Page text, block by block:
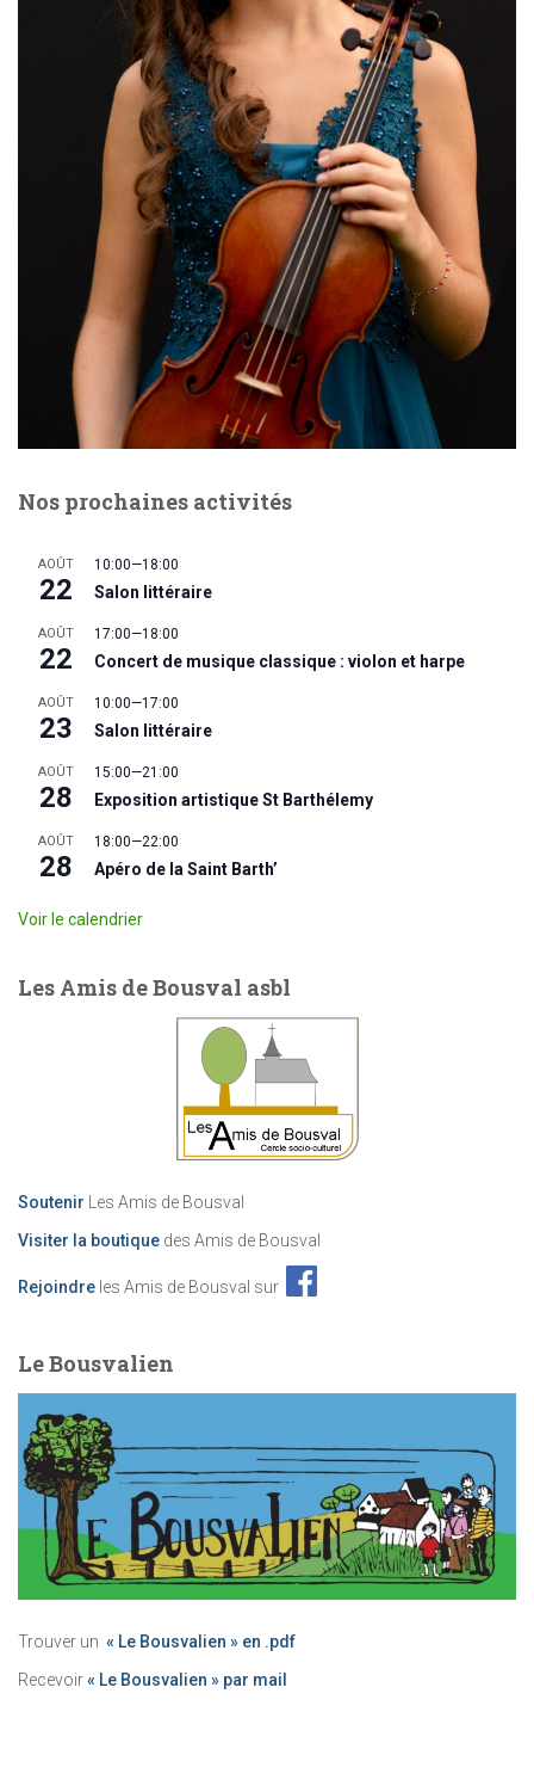
Nos prochaines activités
AOÛT
22
10:00—18:00
Salon littéraire
AOÛT
22
17:00—18:00
Concert de musique classique : violon et harpe
AOÛT
23
10:00—17:00
Salon littéraire
AOÛT
28
15:00—21:00
Exposition artistique St Barthélemy
AOÛT
28
18:00—22:00
Apéro de la Saint Barth’
Voir le calendrier
Les Amis de Bousval asbl
Soutenir Les Amis de Bousval
Visiter la boutique des Amis de Bousval
Rejoindre les Amis de Bousval sur
Le Bousvalien
Trouver un « Le Bousvalien » en .pdf
Recevoir« Le Bousvalien » par mail